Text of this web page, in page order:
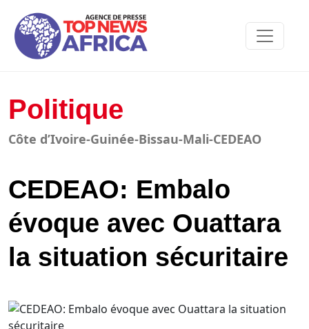
Politique
Côte d’Ivoire-Guinée-Bissau-Mali-CEDEAO
CEDEAO: Embalo
évoque avec Ouattara
la situation sécuritaire